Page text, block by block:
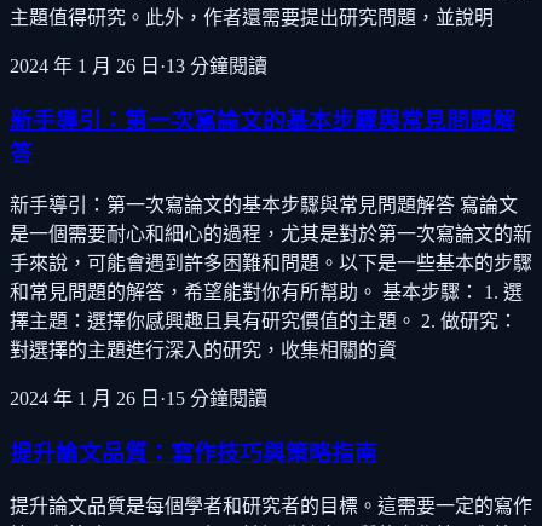
主題值得研究。此外，作者還需要提出研究問題，並說明
2024 年 1 月 26 日 ·13 分鐘閱讀
新手導引：第一次寫論文的基本步驟與常見問題解
答
新手導引：第一次寫論文的基本步驟與常見問題解答 寫論文
是一個需要耐心和細心的過程，尤其是對於第一次寫論文的新
手來說，可能會遇到許多困難和問題。以下是一些基本的步驟
和常見問題的解答，希望能對你有所幫助。 基本步驟： 1. 選
擇主題：選擇你感興趣且具有研究價值的主題。 2. 做研究：
對選擇的主題進行深入的研究，收集相關的資
2024 年 1 月 26 日 ·15 分鐘閱讀
提升論文品質：寫作技巧與策略指南
提升論文品質是每個學者和研究者的目標。這需要一定的寫作